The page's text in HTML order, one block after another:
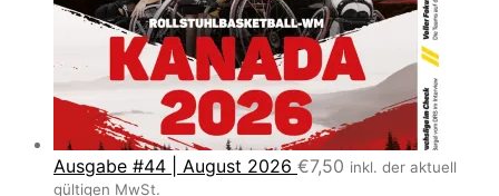
Ausgabe #44 | August 2026 €7,50 inkl. der aktuell
gültigen MwSt.